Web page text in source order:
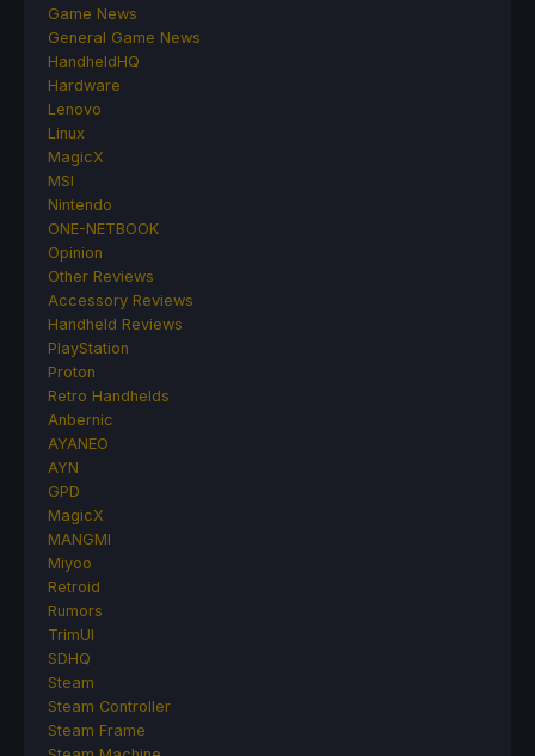
Game News
General Game News
HandheldHQ
Hardware
Lenovo
Linux
MagicX
MSI
Nintendo
ONE-NETBOOK
Opinion
Other Reviews
Accessory Reviews
Handheld Reviews
PlayStation
Proton
Retro Handhelds
Anbernic
AYANEO
AYN
GPD
MagicX
MANGMI
Miyoo
Retroid
Rumors
TrimUI
SDHQ
Steam
Steam Controller
Steam Frame